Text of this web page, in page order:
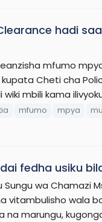
hadi
mfumo
Cheti cha
mbili kama
mfumo mpya
fedha usiku
wa Chamazi
vitambulisho wala
na marungu,